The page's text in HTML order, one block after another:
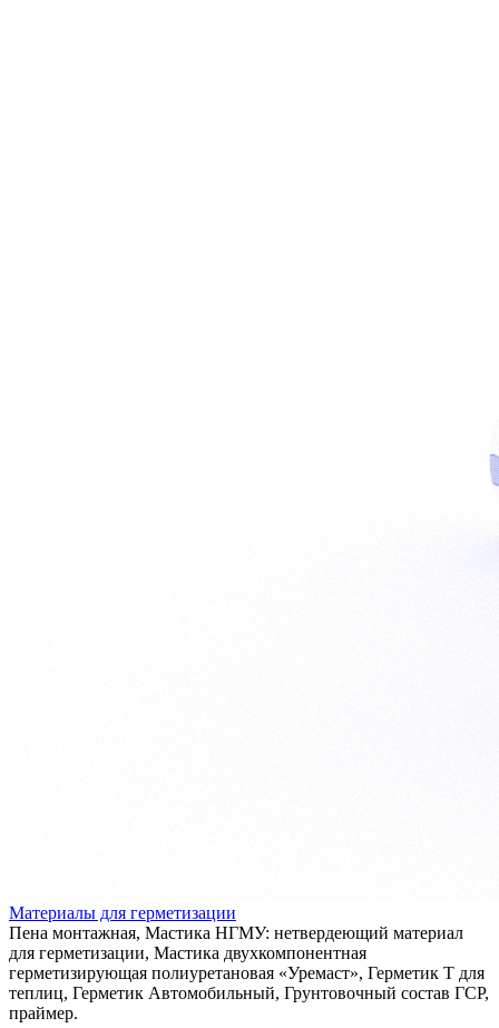
Материалы для герметизации
Пена монтажная, Мастика НГМУ: нетвердеющий материал
для герметизации, Мастика двухкомпонентная
герметизирующая полиуретановая «Уремаст», Герметик Т для
теплиц, Герметик Автомобильный, Грунтовочный состав ГСР,
праймер.